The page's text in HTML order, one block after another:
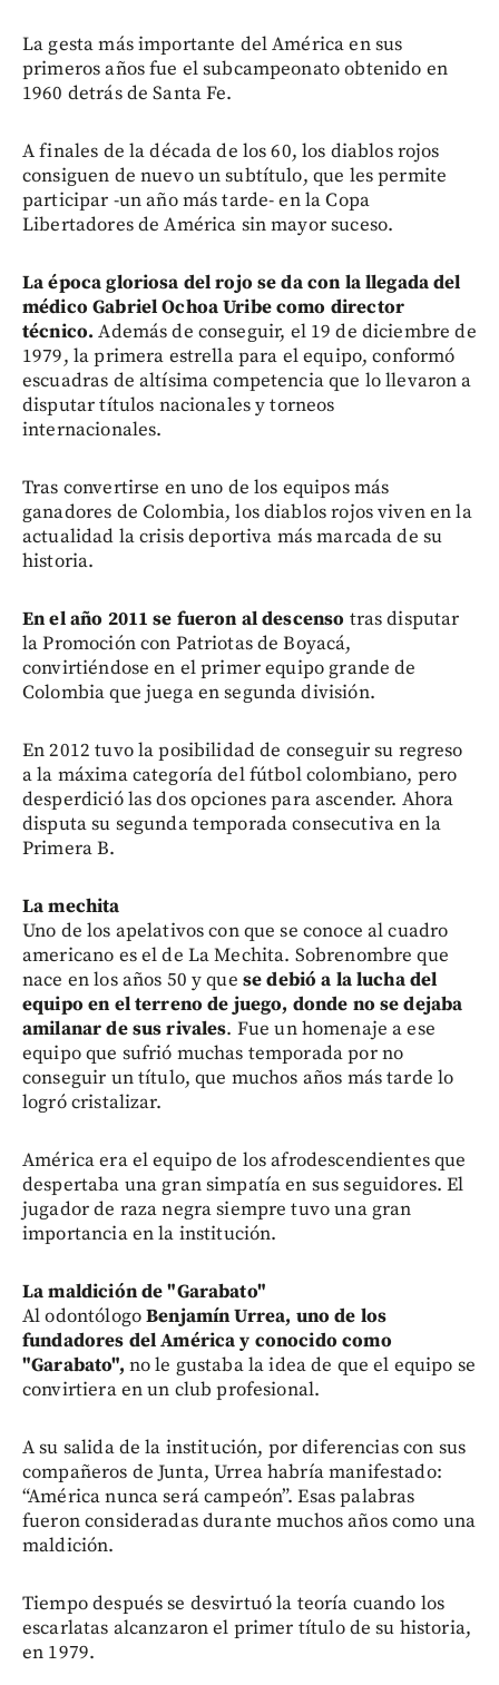
La gesta más importante del América en sus
primeros años fue el subcampeonato obtenido en
1960 detrás de Santa Fe.
A finales de la década de los 60, los diablos rojos
consiguen de nuevo un subtítulo, que les permite
participar -un año más tarde- en la Copa
Libertadores de América sin mayor suceso.
La época gloriosa del rojo se da con la llegada del
médico Gabriel Ochoa Uribe como director
técnico. Además de conseguir, el 19 de diciembre de
1979, la primera estrella para el equipo, conformó
escuadras de altísima competencia que lo llevaron a
disputar títulos nacionales y torneos
internacionales.
Tras convertirse en uno de los equipos más
ganadores de Colombia, los diablos rojos viven en la
actualidad la crisis deportiva más marcada de su
historia.
En el año 2011 se fueron al descenso tras disputar
la Promoción con Patriotas de Boyacá,
convirtiéndose en el primer equipo grande de
Colombia que juega en segunda división.
En 2012 tuvo la posibilidad de conseguir su regreso
a la máxima categoría del fútbol colombiano, pero
desperdició las dos opciones para ascender. Ahora
disputa su segunda temporada consecutiva en la
Primera B.
La mechita
Uno de los apelativos con que se conoce al cuadro
americano es el de La Mechita. Sobrenombre que
nace en los años 50 y que se debió a la lucha del
equipo en el terreno de juego, donde no se dejaba
amilanar de sus rivales. Fue un homenaje a ese
equipo que sufrió muchas temporada por no
conseguir un título, que muchos años más tarde lo
logró cristalizar.
América era el equipo de los afrodescendientes que
despertaba una gran simpatía en sus seguidores. El
jugador de raza negra siempre tuvo una gran
importancia en la institución.
La maldición de "Garabato"
Al odontólogoBenjamín Urrea, uno de los
fundadores del América y conocido como
"Garabato", no le gustaba la idea de que el equipo se
convirtiera en un club profesional.
A su salida de la institución, por diferencias con sus
compañeros de Junta, Urrea habría manifestado:
“América nunca será campeón”. Esas palabras
fueron consideradas durante muchos años como una
maldición.
Tiempo después se desvirtuó la teoría cuando los
escarlatas alcanzaron el primer título de su historia,
en 1979.